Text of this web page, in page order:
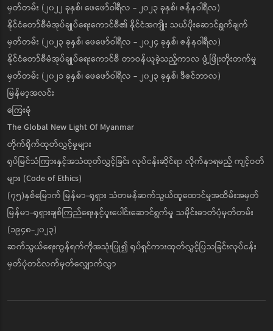
မှတ်တမ်း (၂၀၂၂ ခုနှစ်၊ ဖေဖော်ဝါရီလ - ၂၀၂၃ ခုနှစ်၊ ဇန်နဝါရီလ)
နိုင်ငံတော်စီမံအုပ်ချုပ်ရေးကောင်စီ၏ နိုင်ငံအကျိုး သယ်ပိုးဆောင်ရွက်ချက်
မှတ်တမ်း (၂၀၂၃ ခုနှစ်၊ ဖေဖော်ဝါရီလ - ၂၀၂၄ ခုနှစ်၊ ဇန်နဝါရီလ)
နိုင်ငံတော်စီမံအုပ်ချုပ်ရေးကောင်စီ တာဝန်ယူခဲ့သည့်ကာလ ဖွံ့ဖြိုးတိုးတက်မှု
မှတ်တမ်း (၂၀၂၁ ခုနှစ်၊ ဖေဖော်ဝါရီလ - ၂၀၂၃ ခုနှစ်၊ ဒီဇင်ဘာလ)
မြန်မာ့အလင်း
ကြေးမုံ
The Global New Light Of Myanmar
တိုက်ရိုက်ထုတ်လွှင့်မှုများ
ရုပ်မြင်သံကြားနှင့်အသံထုတ်လွှင့်ခြင်း လုပ်ငန်းဆိုင်ရာ လိုက်နာရမည့် ကျင့်ဝတ်
များ (Code of Ethics)
(၇၅)နှစ်မြောက် မြန်မာ-ရုရှား သံတမန်ဆက်သွယ်ထူထောင်မှုအထိမ်းအမှတ်
မြန်မာ-ရုရှားချစ်ကြည်ရေးနှင့်ပူးပေါင်းဆောင်ရွက်မှု သမိုင်းဓာတ်ပုံမှတ်တမ်း
(၁၉၄၈-၂၀၂၃)
ဆက်သွယ်ရေးကွန်ရက်ကိုအသုံးပြု၍ ရုပ်ရှင်ကားထုတ်လွှင့်ပြသခြင်းလုပ်ငန်း
မှတ်ပုံတင်လက်မှတ်လျှောက်လွှာ